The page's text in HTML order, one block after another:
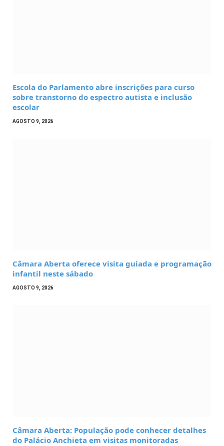
Escola do Parlamento abre inscrições para curso
sobre transtorno do espectro autista e inclusão
escolar
AGOSTO 9, 2026
Câmara Aberta oferece visita guiada e programação
infantil neste sábado
AGOSTO 9, 2026
Câmara Aberta: População pode conhecer detalhes
do Palácio Anchieta em visitas monitoradas